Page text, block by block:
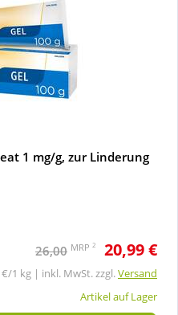
1 mg/g, zur Linderung
26,00 MRP 2 20,99 €
€/1 kg | inkl. MwSt. zzgl.Versand
Artikel auf Lager